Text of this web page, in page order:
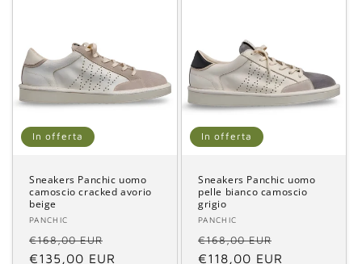
In offerta
Sneakers Panchic uomo
camoscio cracked avorio
beige
Fornitore:
PANCHIC
Prezzo
di
€168,00 EUR
scontato
€135,00 EUR
In offerta
Sneakers Panchic uomo
pelle bianco camoscio
grigio
Fornitore:
PANCHIC
Prezzo
di
€168,00 EUR
scontato
€118,00 EUR